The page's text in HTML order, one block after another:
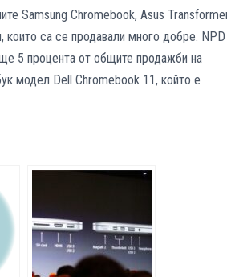
Samsung Chromebook, Asus
които са се продавали много добре. NPD
5 процента от общите продажби на
модел Dell Chromebook 11, който е